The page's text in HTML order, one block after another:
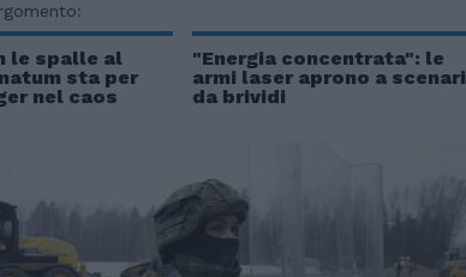
le spalle al
sta per
nel caos
"Energia concentrata": le
armi laser aprono a scenari
da brividi